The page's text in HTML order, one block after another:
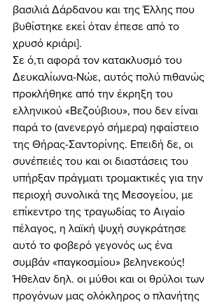
βασιλιά Δάρδανου και της Έλλης που
βυθίστηκε εκεί όταν έπεσε από το
χρυσό κριάρι].
Σε ό,τι αφορά τον κατακλυσμό του
Δευκαλίωνα-Νώε, αυτός πολύ πιθανώς
προκλήθηκε από την έκρηξη του
ελληνικού «Βεζούβιου», που δεν είναι
παρά το (ανενεργό σήμερα) ηφαίστειο
της Θήρας-Σαντορίνης. Επειδή δε, οι
συνέπειές του και οι διαστάσεις του
υπήρξαν πράγματι τρομακτικές για την
περιοχή συνολικά της Μεσογείου, με
επίκεντρο της τραγωδίας το Αιγαίο
πέλαγος, η λαϊκή ψυχή συγκράτησε
αυτό το φοβερό γεγονός ως ένα
συμβάν «παγκοσμίου» βεληνεκούς!
Ήθελαν δηλ. οι μύθοι και οι θρύλοι των
προγόνων μας ολόκληρος ο πλανήτης